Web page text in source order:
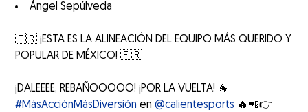
Ángel Sepúlveda
🇫🇷 ¡ESTA ES LA ALINEACIÓN DEL EQUIPO MÁS QUERIDO Y
POPULAR DE MÉXICO! 🇫🇷
¡DALEEEE, REBAÑOOOOO! ¡POR LA VUELTA! 🐐
#MásAcciónMásDiversión en@calientesports 🔥📲👉